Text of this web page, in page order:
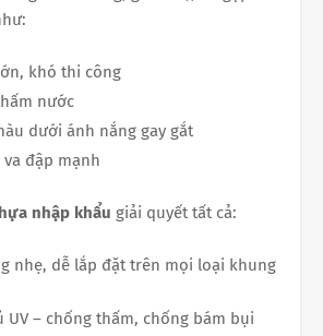
khó thi công
nước
dưới ánh nắng gay gắt
va đập mạnh
nhập khẩu giải quyết tất cả:
nhẹ, dễ lắp đặt trên mọi loại khung
UV – chống thấm, chống bám bụi